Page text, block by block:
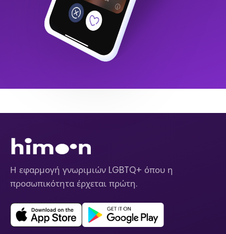
Η εφαρμογή γνωριμιών LGBTQ+ όπου η
προσωπικότητα έρχεται πρώτη.